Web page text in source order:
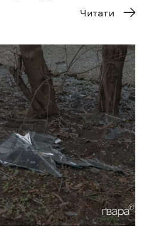
Читати